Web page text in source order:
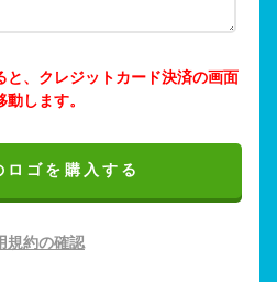
、クレジットカード決済の画面
動します。
ロゴを購入する
規約の確認